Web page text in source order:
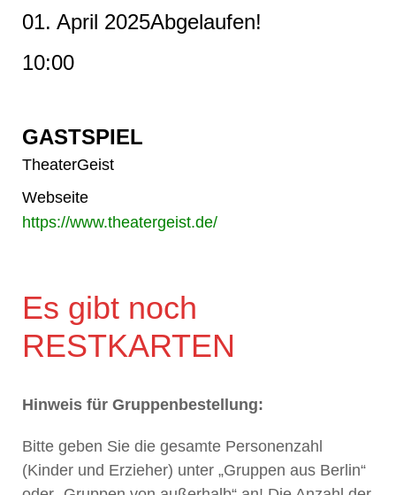
01. April 2025Abgelaufen!
10:00
GASTSPIEL
TheaterGeist
Webseite
https://www.theatergeist.de/
Es gibt noch
RESTKARTEN
Hinweis für Gruppenbestellung:
Bitte geben Sie die gesamte Personenzahl
(Kinder und Erzieher) unter „Gruppen aus Berlin“